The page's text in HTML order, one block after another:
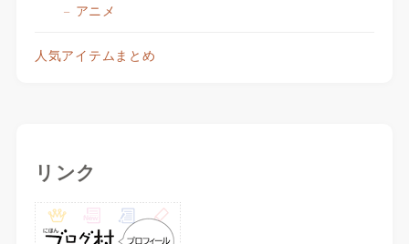
アニメ
人気アイテムまとめ
リンク